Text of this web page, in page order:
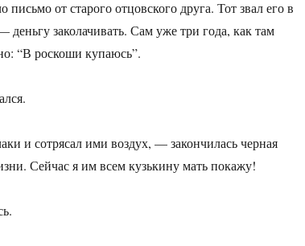
от старого отцовского друга. Тот звал его в
заколачивать. Сам уже три года, как там
“В роскоши купаюсь”.
и сотрясал ими воздух, — закончилась черная
Сейчас я им всем кузькину мать покажу!